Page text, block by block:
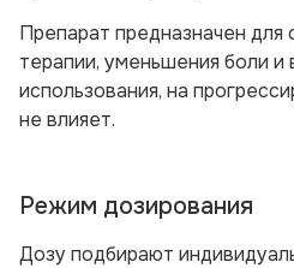
Препарат предназначен для
терапии, уменьшения боли
использования, на
не влияет.
Режим дозирования
Дозу подбирают